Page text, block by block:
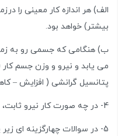
الف) هر اندازه کار معینی را
بیشتر) خواهد بود.
ب) هنگامی که جسمی رو به
می یابد و نیرو و وزن جسم
پتانسیل گرانشی ( افزایش –
4- در چه صورت کار نیرو ثابت، مثبت می شود؟
5- در سوالات چهارگزینه ای زیر پاسخ صحیح را انتخاب کنید.